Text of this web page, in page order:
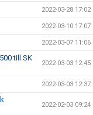
2022-03-28 17:02
2022-03-10 17:07
2022-03-07 11:06
till SK
2022-03-03 12:45
2022-03-03 12:37
2022-02-03 09:24